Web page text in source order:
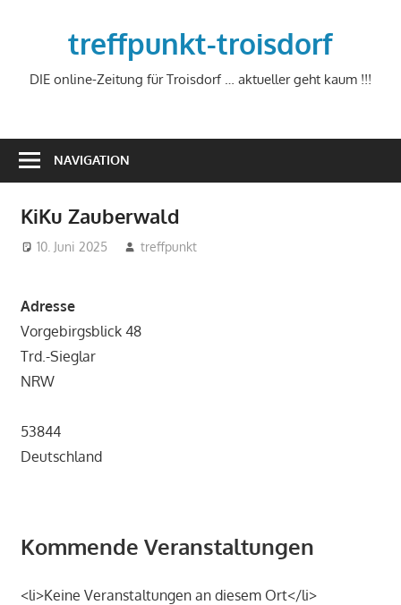
treffpunkt-troisdorf
DIE online-Zeitung für Troisdorf … aktueller geht kaum !!!
NAVIGATION
KiKu Zauberwald
10. Juni 2025 treffpunkt
Adresse
Vorgebirgsblick 48
Trd.-Sieglar
NRW
53844
Deutschland
Kommende Veranstaltungen
<li>Keine Veranstaltungen an diesem Ort</li>